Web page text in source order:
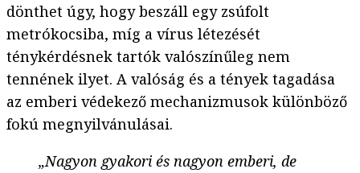
dönthet úgy, hogy beszáll egy zsúfolt
metrókocsiba, míg a vírus létezését
ténykérdésnek tartók valószínűleg nem
tennének ilyet. A valóság és a tények tagadása
az emberi védekező mechanizmusok különböző
fokú megnyilvánulásai.
„Nagyon gyakori és nagyon emberi, de